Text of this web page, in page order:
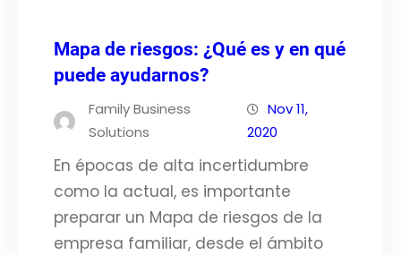
Mapa de riesgos: ¿Qué es y en qué
puede ayudarnos?
Family Business
Solutions
Nov 11,
2020
En épocas de alta incertidumbre
como la actual, es importante
preparar un Mapa de riesgos de la
empresa familiar, desde el ámbito